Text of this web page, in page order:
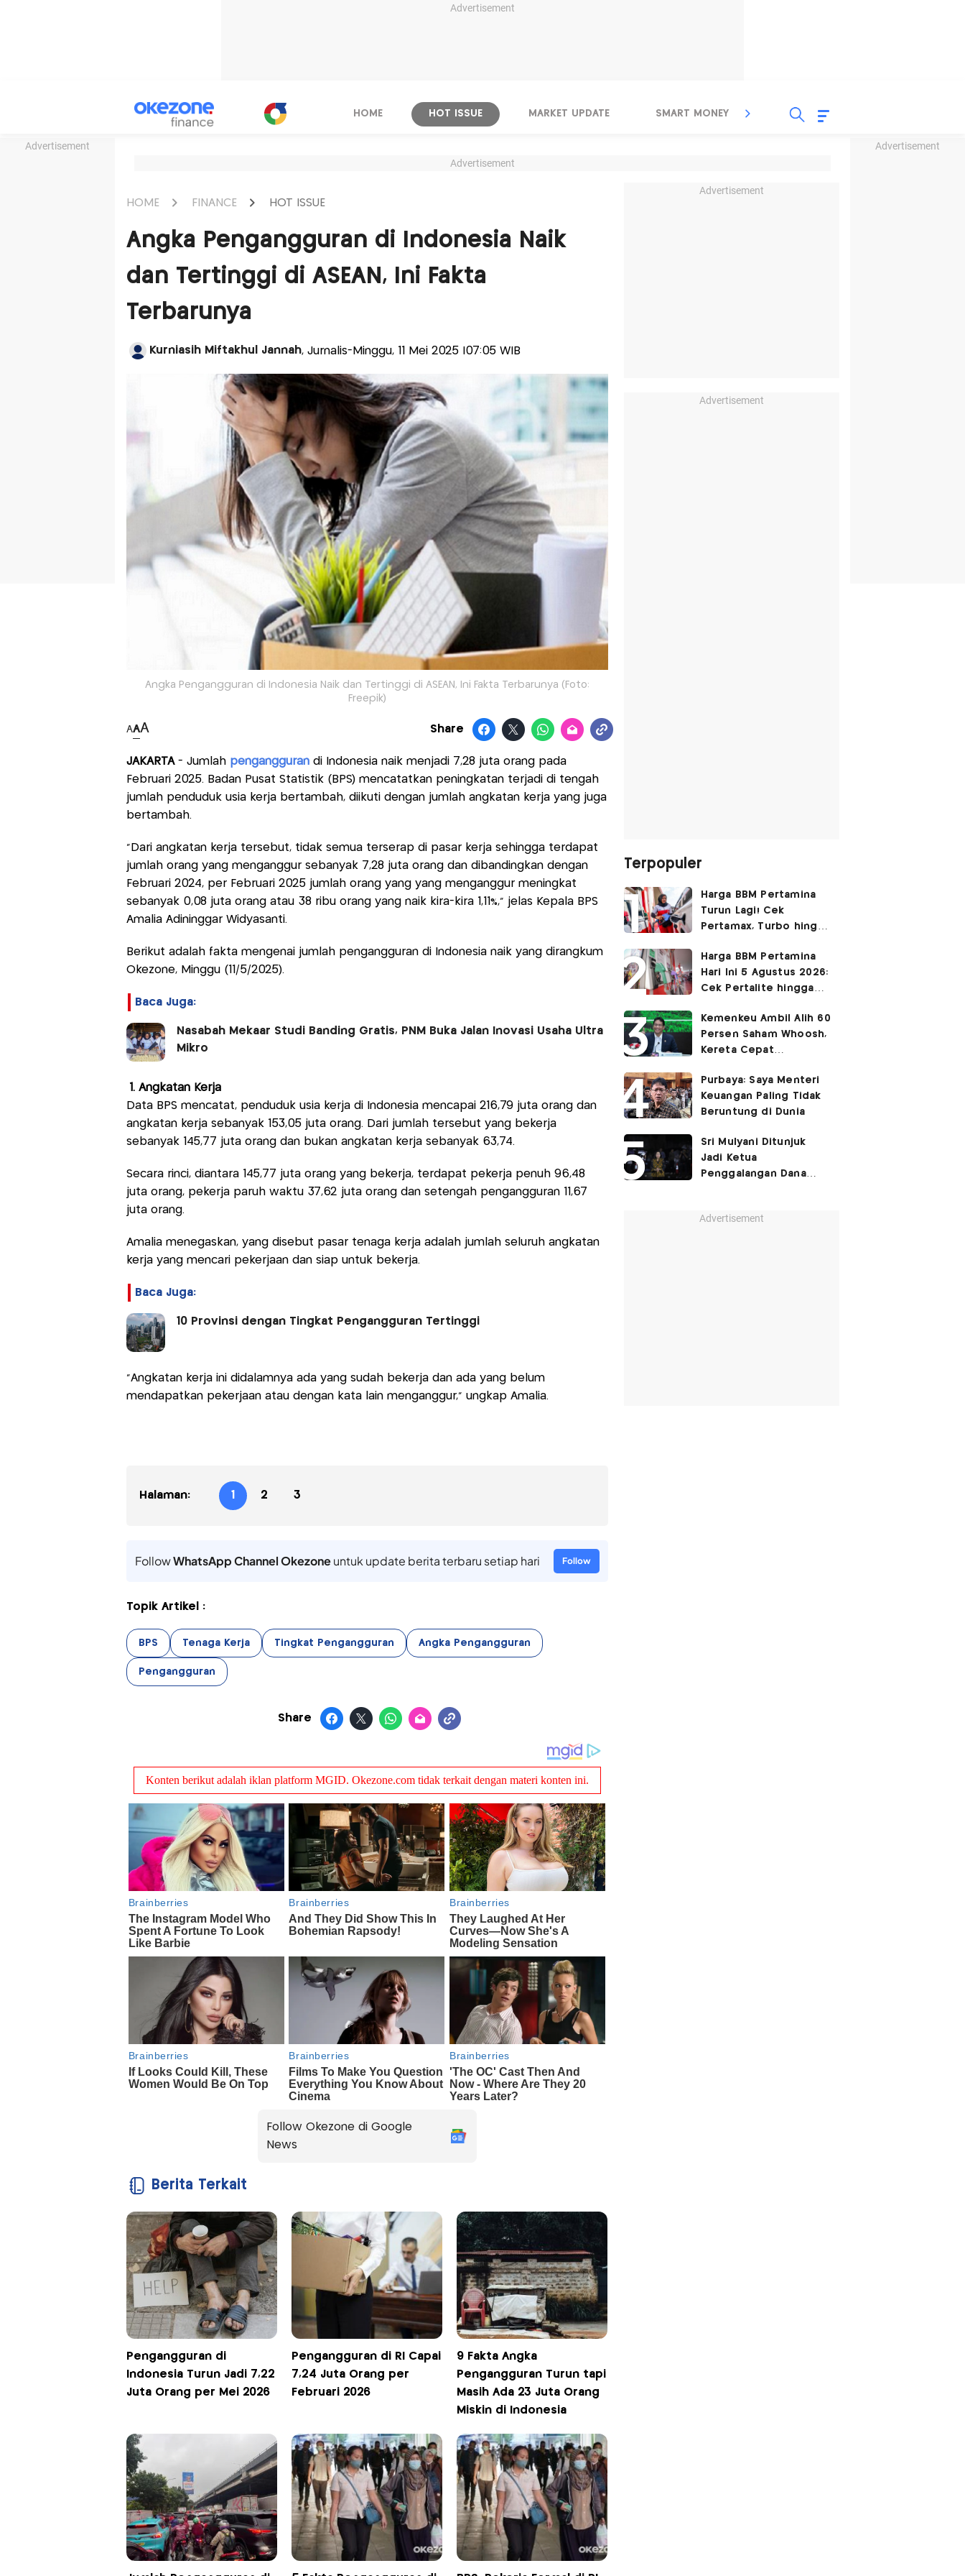
Advertisement
Advertisement Advertisement
HOME HOT ISSUE MARKET UPDATE SMART MONEY INSPIRASI BISNIS
Advertisement
HOME FINANCE HOT ISSUE
Angka Pengangguran di Indonesia Naik
dan Tertinggi di ASEAN, Ini Fakta
Terbarunya
Kurniasih Miftakhul Jannah, Jurnalis-Minggu, 11 Mei 2025 |07:05 WIB
Angka Pengangguran di Indonesia Naik dan Tertinggi di ASEAN, Ini Fakta Terbarunya (Foto:
Freepik)
AAA Share
JAKARTA - Jumlah penganggurandi Indonesia naik menjadi 7,28 juta orang pada
Februari 2025. Badan Pusat Statistik (BPS) mencatatkan peningkatan terjadi di tengah
jumlah penduduk usia kerja bertambah, diikuti dengan jumlah angkatan kerja yang juga
bertambah.
"Dari angkatan kerja tersebut, tidak semua terserap di pasar kerja sehingga terdapat
jumlah orang yang menganggur sebanyak 7,28 juta orang dan dibandingkan dengan
Februari 2024, per Februari 2025 jumlah orang yang yang menganggur meningkat
sebanyak 0,08 juta orang atau 38 ribu orang yang naik kira-kira 1,11%," jelas Kepala BPS
Amalia Adininggar Widyasanti.
Berikut adalah fakta mengenai jumlah pengangguran di Indonesia naik yang dirangkum
Okezone, Minggu (11/5/2025).
Baca Juga:
Nasabah Mekaar Studi Banding Gratis, PNM Buka Jalan Inovasi Usaha Ultra
Mikro
1. Angkatan Kerja
Data BPS mencatat, penduduk usia kerja di Indonesia mencapai 216,79 juta orang dan
angkatan kerja sebanyak 153,05 juta orang. Dari jumlah tersebut yang bekerja
sebanyak 145,77 juta orang dan bukan angkatan kerja sebanyak 63,74.
Secara rinci, diantara 145,77 juta orang yang bekerja, terdapat pekerja penuh 96,48
juta orang, pekerja paruh waktu 37,62 juta orang dan setengah pengangguran 11,67
juta orang.
Amalia menegaskan, yang disebut pasar tenaga kerja adalah jumlah seluruh angkatan
kerja yang mencari pekerjaan dan siap untuk bekerja.
Baca Juga:
10 Provinsi dengan Tingkat Pengangguran Tertinggi
"Angkatan kerja ini didalamnya ada yang sudah bekerja dan ada yang belum
mendapatkan pekerjaan atau dengan kata lain menganggur," ungkap Amalia.
Halaman: 1 2 3
FollowWhatsApp Channel Okezoneuntuk update berita terbaru setiap hari Follow
Topik Artikel :
BPS Tenaga Kerja Tingkat Pengangguran Angka Pengangguran
Pengangguran
Share
Follow Okezone di Google
News
Berita Terkait
Pengangguran di
Indonesia Turun Jadi 7,22
Juta Orang per Mei 2026
Pengangguran di RI Capai
7,24 Juta Orang per
Februari 2026
9 Fakta Angka
Pengangguran Turun tapi
Masih Ada 23 Juta Orang
Miskin di Indonesia
Advertisement
Advertisement
Terpopuler
Harga BBM Pertamina
Turun Lagi! Cek
Pertamax, Turbo hingga
Agustus 2026
Harga BBM Pertamina
Hari Ini 5 Agustus 2026:
Cek Pertalite hingga
Turun
Kemenkeu Ambil Alih 60
Persen Saham Whoosh,
Kereta Cepat
Surabaya
Purbaya: Saya Menteri
Keuangan Paling Tidak
Beruntung di Dunia
Sri Mulyani Ditunjuk
Jadi Ketua
Penggalangan Dana
Advertisement